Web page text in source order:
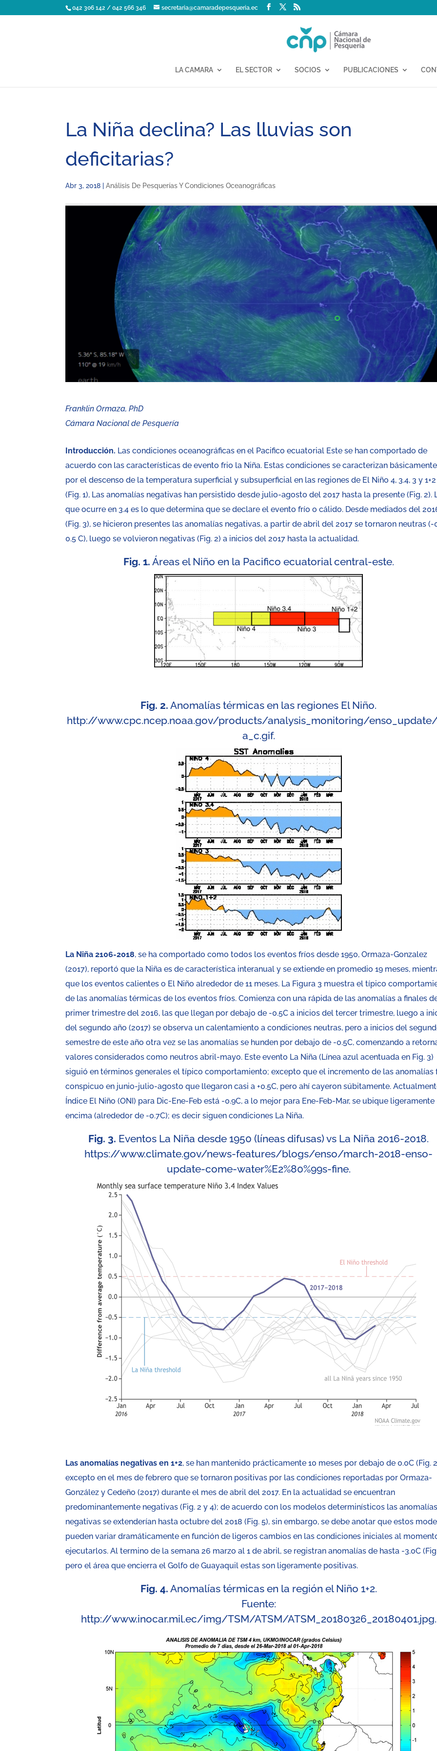
042 306 142 / 042 566 346 secretaria@camaradepesqueria.ec
LA CAMARA EL SECTOR SOCIOS PUBLICACIONES
La Niña declina? Las lluvias son
deficitarias?
Abr 3, 2018 |Análisis De Pesquerías Y Condiciones Oceanográficas
Franklin Ormaza, PhD
Cámara Nacional de Pesquería
Introducción. Las condiciones oceanográficas en el Pacifico ecuatorial Este se han comportado de
acuerdo con las características de evento frio la Niña. Estas condiciones se caracterizan básicamente
por el descenso de la temperatura superficial y subsuperficial en las regiones de El Niño 4, 3.4, 3 y 1+2
(Fig. 1), Las anomalías negativas han persistido desde julio-agosto del 2017 hasta la presente (Fig. 2).
que ocurre en 3.4 es lo que determina que se declare el evento frío o cálido. Desde mediados del
(Fig. 3), se hicieron presentes las anomalías negativas, a partir de abril del 2017 se tornaron neutras (-
0.5 C), luego se volvieron negativas (Fig. 2) a inicios del 2017 hasta la actualidad.
Fig. 1. Áreas el Niño en la Pacifico ecuatorial central-este.
Fig. 2. Anomalías térmicas en las regiones El Niño.
http://www.cpc.ncep.noaa.gov/products/analysis_monitoring/
a_c.gif.
La Niña 2106-2018, se ha comportado como todos los eventos fríos desde 1950, Ormaza-Gonzalez
(2017), reportó que la Niña es de característica interanual y se extiende en promedio 19 meses,
que los eventos calientes o El Niño alrededor de 11 meses. La Figura 3 muestra el típico
de las anomalías térmicas de los eventos fríos. Comienza con una rápida de las anomalías a finales
primer trimestre del 2016, las que llegan por debajo de -0.5C a inicios del tercer trimestre, luego a
del segundo año (2017) se observa un calentamiento a condiciones neutras, pero a inicios del
semestre de este año otra vez se las anomalías se hunden por debajo de -0.5C, comenzando a
valores considerados como neutros abril-mayo. Este evento La Niña (Línea azul acentuada en Fig. 3)
siguió en términos generales el típico comportamiento; excepto que el incremento de las anomalías
conspicuo en junio-julio-agosto que llegaron casi a +0.5C, pero ahí cayeron súbitamente.
Índice El Niño (ONI) para Dic-Ene-Feb está -0.9C, a lo mejor para Ene-Feb-Mar, se ubique
encima (alrededor de -0.7C); es decir siguen condiciones La Niña.
Fig. 3. Eventos La Niña desde 1950 (líneas difusas) vs La Niña 2016-2018.
https://www.climate.gov/news-features/blogs/enso/march-2018-enso-
update-come-water%E2%80%99s-fine.
Las anomalías negativas en 1+2, se han mantenido prácticamente 10 meses por debajo de 0.0C (Fig.
excepto en el mes de febrero que se tornaron positivas por las condiciones reportadas por Ormaza-
González y Cedeño (2017) durante el mes de abril del 2017. En la actualidad se encuentran
predominantemente negativas (Fig. 2 y 4); de acuerdo con los modelos determinísticos las
negativas se extenderían hasta octubre del 2018 (Fig. 5), sin embargo, se debe anotar que estos
pueden variar dramáticamente en función de ligeros cambios en las condiciones iniciales al
ejecutarlos. Al termino de la semana 26 marzo al 1 de abril, se registran anomalías de hasta -3.0C
pero el área que encierra el Golfo de Guayaquil estas son ligeramente positivas.
Fig. 4. Anomalías térmicas en la región el Niño 1+2.
Fuente:
http://www.inocar.mil.ec/img/TSM/ATSM/ATSM_20180326_20180401.jpg.